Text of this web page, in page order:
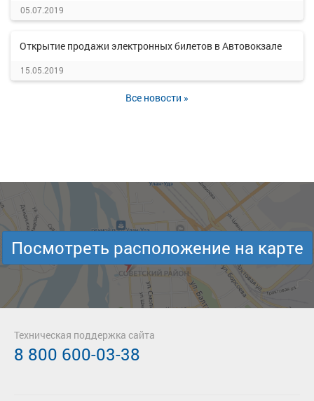
05.07.2019
Открытие продажи электронных билетов в Автовокзале
15.05.2019
Все новости »
Посмотреть расположение на карте
Техническая поддержка сайта
8 800 600-03-38